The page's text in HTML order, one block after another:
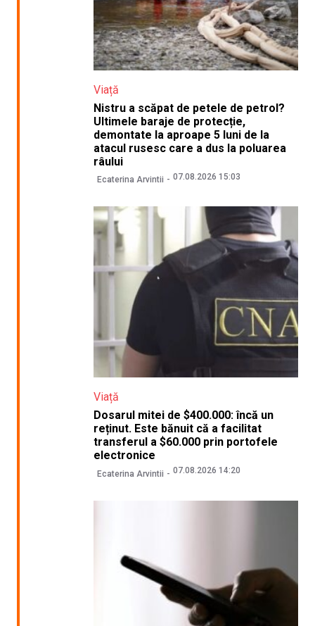
Viață
Nistru a scăpat de petele de petrol?
Ultimele baraje de protecție,
demontate la aproape 5 luni de la
atacul rusesc care a dus la poluarea
râului
Ecaterina Arvintii 07.08.2026 15:03
Viață
Dosarul mitei de $400.000: încă un
reținut. Este bănuit că a facilitat
transferul a $60.000 prin portofele
electronice
Ecaterina Arvintii 07.08.2026 14:20